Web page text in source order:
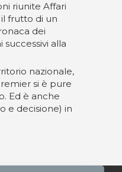
riunite Affari
frutto di un
dei
alla
nazionale,
si è pure
Ed è anche
e decisione) in